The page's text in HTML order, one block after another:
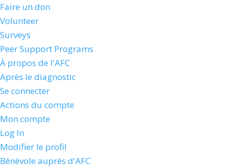
Faire un don
Volunteer
Surveys
Peer Support Programs
À propos de l'AFC
Après le diagnostic
Se connecter
Actions du compte
Mon compte
Log In
Modifier le profil
Bénévole auprès d'AFC